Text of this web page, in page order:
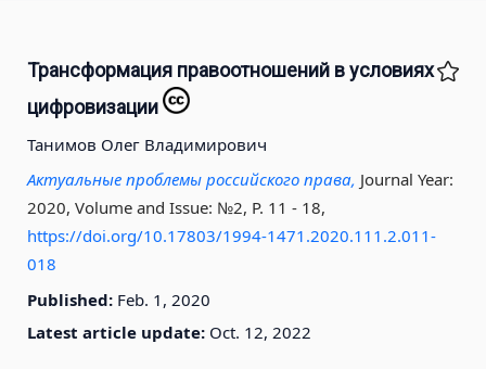
Трансформация правоотношений в условиях
цифровизации
Танимов Олег Владимирович
Актуальные проблемы российского права, Journal Year:
2020, Volume and Issue: №2, P. 11 - 18,
https://doi.org/10.17803/1994-1471.2020.111.2.011-
018
Published: Feb. 1, 2020
Latest article update: Oct. 12, 2022